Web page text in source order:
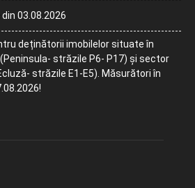
03.08.2026
deținătorii imobilelor situate în
străzile P6- P17) și sector
străzile E1-E5). Măsurători în